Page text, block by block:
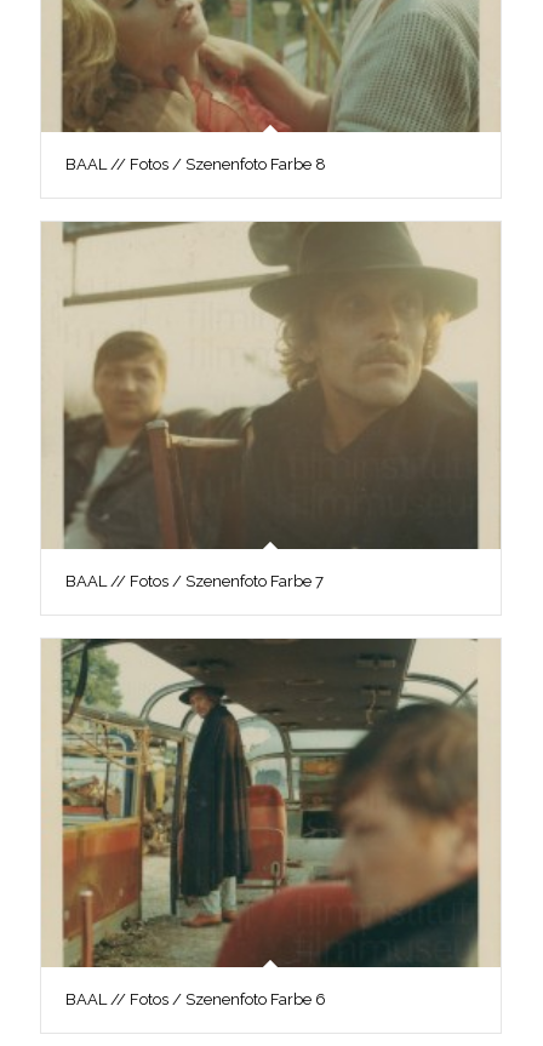
BAAL // Fotos / Szenenfoto Farbe 8
BAAL // Fotos / Szenenfoto Farbe 7
BAAL // Fotos / Szenenfoto Farbe 6